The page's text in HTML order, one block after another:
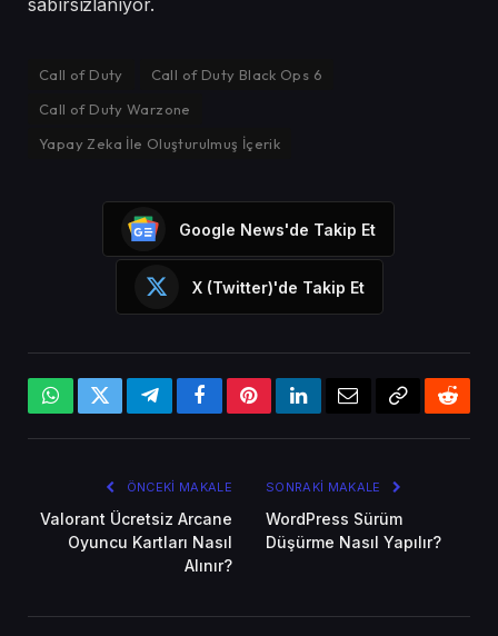
sabırsızlanıyor.
Call of Duty
Call of Duty Black Ops 6
Call of Duty Warzone
Yapay Zeka İle Oluşturulmuş İçerik
Google News'de Takip Et
X (Twitter)'de Takip Et
WhatsApp
X
TelegramFacebookPinterestLinkedIn
Bağlantıyı
ÖNCEKI MAKALE
Valorant Ücretsiz Arcane
Oyuncu Kartları Nasıl
Alınır?
SONRAKI MAKALE
WordPress Sürüm
Düşürme Nasıl Yapılır?